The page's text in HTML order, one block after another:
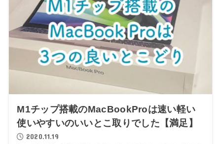
M1チップ搭載のMacBookProは速い軽い
使いやすいのいいとこ取りでした【満足】
2020.11.19